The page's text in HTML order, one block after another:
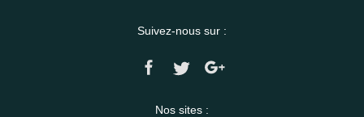
Suivez-nous sur :
Nos sites :